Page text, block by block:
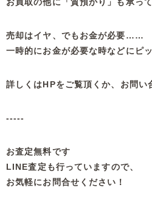
売却はイヤ、でもお金が必要……
一時的にお金が必要な時などにピッ
詳しくはHPをご覧頂くか、お問い
-----
お査定無料です
LINE査定も行っていますので、
お気軽にお問合せください！